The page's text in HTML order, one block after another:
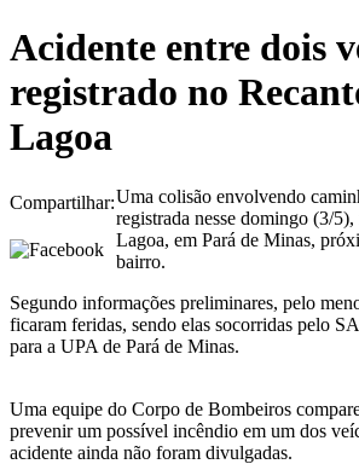
Acidente entre dois
registrado no
Lagoa
Compartilhar:Uma colisão envolvendo
registrada nesse domingo (3/
Lagoa, em Pará de Minas,
bairro.
Segundo informações preliminares, pelo
ficaram feridas, sendo elas socorridas pelo
para a UPA de Pará de Minas.
Uma equipe do Corpo de Bombeiros
prevenir um possível incêndio em um dos
acidente ainda não foram divulgadas.